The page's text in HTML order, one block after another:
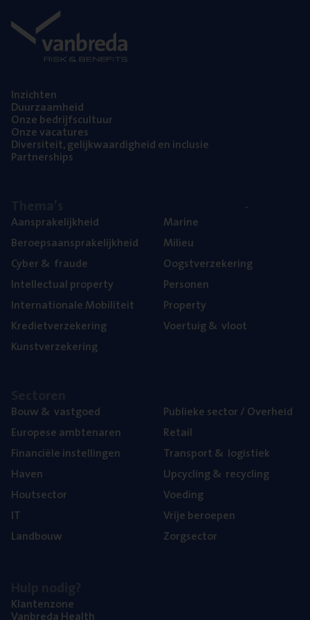
Inzich­ten
Duur­zaam­heid
Onze bedrijfs­cul­tuur
Onze vaca­tu­res
Diver­si­teit, gelijk­waar­dig­heid en inclusie
Part­ner­ships
Aan­spra­ke­lijk­heid
Beroeps­aan­spra­ke­lijk­heid
Cyber& fraude
Intel­lec­tu­al property
Inter­na­ti­o­na­le Mobiliteit
Kre­diet­ver­ze­ke­ring
Kunst­ver­ze­ke­ring
Mari­ne
Mili­eu
Oogst­ver­ze­ke­ring
Per­so­nen
Pro­per­ty
Voer­tuig& vloot
Bouw& vastgoed
Euro­pe­se ambtenaren
Finan­ci­ë­le instellingen
Haven
Hout­sec­tor
IT
Land­bouw
Publie­ke sec­tor / Overheid
Retail
Trans­port& logistiek
Upcy­cling& recycling
Voe­ding
Vrije beroe­pen
Zorg­sec­tor
Klan­ten­zo­ne
Van­b­re­da Health